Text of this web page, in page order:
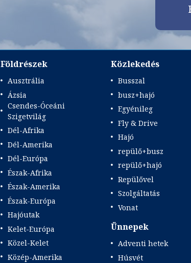
Földrészek
Ausztrália
Ázsia
Csendes-Óceáni
Szigetvilág
Dél-Afrika
Dél-Amerika
Dél-Európa
Észak-Afrika
Észak-Amerika
Észak-Európa
Hajóutak
Kelet-Európa
Közel-Kelet
Közép-Amerika
Közlekedés
Busszal
busz+hajó
Egyénileg
Fly & Drive
Hajó
repülő+busz
repülő+hajó
Repülővel
Szolgáltatás
Vonat
Ünnepek
Adventi hetek
Húsvét